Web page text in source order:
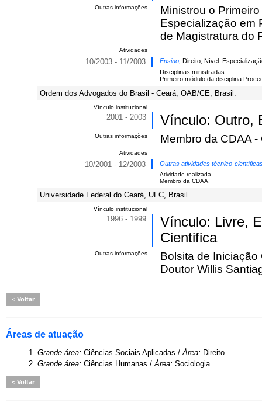
Outras informações
Ministrou o
Especialização em
de Magistratura do
Atividades
10/2003 - 11/2003 Ensino, Direito, Nível:
Disciplinas ministradas
Primeiro módulo da disciplina
Ordem dos Advogados do Brasil - Ceará, OAB/CE, Brasil.
Vínculo institucional
2001 - 2003 Vínculo: Outro,
Outras informações Membro da CDAA
Atividades
10/2001 - 12/2003 Outras atividades técnico-
Atividade realizada
Membro da CDAA.
Universidade Federal do Ceará, UFC, Brasil.
Vínculo institucional
1996 - 1999
Vínculo: Livre,
Cientifica
Outras informações
Bolsita de
Doutor Willis
Voltar
Áreas de atuação
1. Grande área: Ciências Sociais Aplicadas /Área: Direito.
2. Grande área: Ciências Humanas /Área: Sociologia.
Voltar